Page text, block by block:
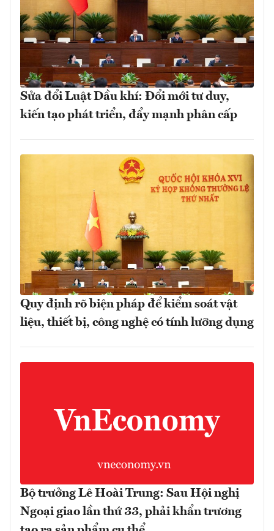
Sửa đổi Luật Dầu khí: Đổi mới tư duy,
kiến tạo phát triển, đẩy mạnh phân cấp
Quy định rõ biện pháp để kiểm soát vật
liệu, thiết bị, công nghệ có tính lưỡng dụng
Bộ trưởng Lê Hoài Trung: Sau Hội nghị
Ngoại giao lần thứ 33, phải khẩn trương